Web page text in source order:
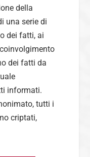
della
una serie di
dei fatti, ai
dei fatti da
informati.
tutti i
criptati,